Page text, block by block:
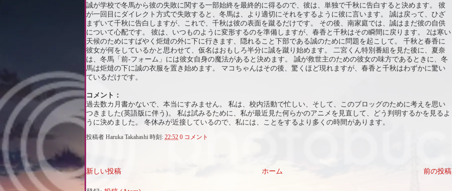
誠が学校で冬馬から彼の失敗に関する一部始終を最終的に得るので、彼は、単独で千秋に告白すると決めます。 彼
が一回目にダイレクト方式で失敗すると、冬馬は、より適切にそれをするように彼に言います。 誠は戻って、ひざ
まずいて千秋に告白しますが、これで、千秋は彼の表面を蹴るだけです。 その後、南家庭では、誠はまだ彼の自供
について心配です。 彼は、いつものように変形するのを準備しますが、春香と千秋はその瞬間に戻ります。 2は寒い
天候のためにすばやく炬燵の外に下に行きます、隠れること下部である誠のために問題を起こして。 千秋と春香に
彼女が何をしているかと思わせて、仮名はおもしろ半分に誠を蹴り始めます。 二宮くん特別番組を見た後に、夏奈
は、冬馬「前-フォーム」には彼女自身の魔法があると決めます。 誠が救世主のための彼女の味方であるときに、冬
馬は炬燵の下に誠の衣服を置き始めます。 マコちゃんはその後、驚くほど現れますが、春香と千秋はわずかに驚い
ているだけです。
コメント：
過去数カ月書かないで、本当にすみません。 私は、校内活動で忙しい、そして、このブロッグのために考えを思い
つきました(英語版に伴う)。 私は試みるために、私が最近見た何らかのアニメを見直して、どう判明するかを見るよ
うに決めました。 冬休みが近接しているので、私には、ことをするより多くの時間があります。
投稿者 Haruka Takahashi 時刻: 22:52 0 コメント
新しい投稿 前の投稿
ホーム